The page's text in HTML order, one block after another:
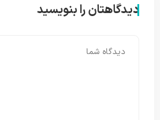
دیدگاهتان را بنویسید